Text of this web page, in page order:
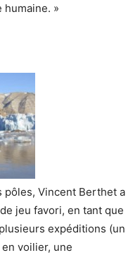
»
pôles, Vincent Berthet a
jeu favori, en tant que
expéditions (un
voilier, une